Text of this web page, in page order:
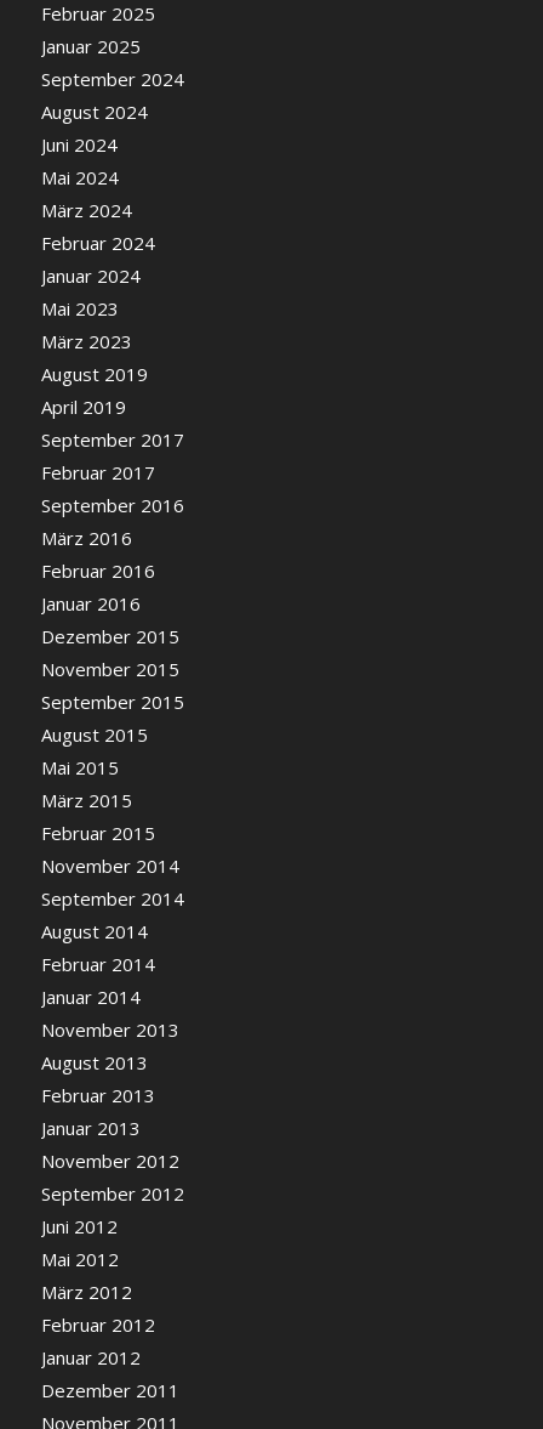
Februar 2025
Januar 2025
September 2024
August 2024
Juni 2024
Mai 2024
März 2024
Februar 2024
Januar 2024
Mai 2023
März 2023
August 2019
April 2019
September 2017
Februar 2017
September 2016
März 2016
Februar 2016
Januar 2016
Dezember 2015
November 2015
September 2015
August 2015
Mai 2015
März 2015
Februar 2015
November 2014
September 2014
August 2014
Februar 2014
Januar 2014
November 2013
August 2013
Februar 2013
Januar 2013
November 2012
September 2012
Juni 2012
Mai 2012
März 2012
Februar 2012
Januar 2012
Dezember 2011
November 2011